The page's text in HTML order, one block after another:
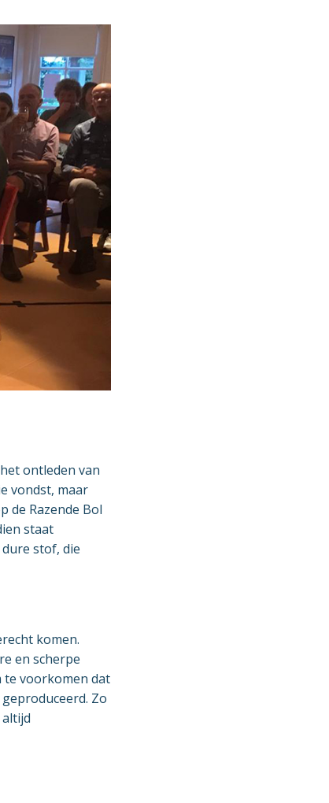
ontleden van
vondst, maar
de Razende Bol
staat
stof, die
komen.
en scherpe
te voorkomen dat
Zo